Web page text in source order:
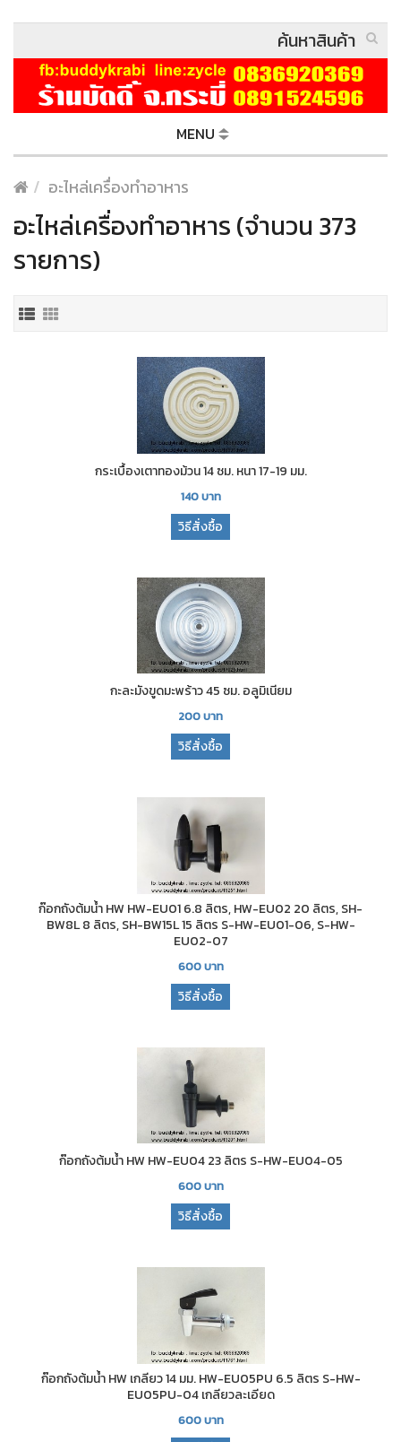
MENU
อะไหล่เครื่องทำอาหาร
อะไหล่เครื่องทำอาหาร (จำนวน 373
รายการ)
กระเบื้องเตาทองม้วน 14 ซม. หนา 17-19 มม.
140บาท
วิธีสั่งซื้อ
กะละมังขูดมะพร้าว 45 ซม. อลูมิเนียม
200บาท
วิธีสั่งซื้อ
ก๊อกถังต้มน้ำ HW HW-EU01 6.8 ลิตร, HW-EU02 20 ลิตร, SH-
BW8L 8 ลิตร, SH-BW15L 15 ลิตร S-HW-EU01-06, S-HW-
EU02-07
600บาท
วิธีสั่งซื้อ
ก๊อกถังต้มน้ำ HW HW-EU04 23 ลิตร S-HW-EU04-05
600บาท
วิธีสั่งซื้อ
ก๊อกถังต้มน้ำ HW เกลียว 14 มม. HW-EU05PU 6.5 ลิตร S-HW-
EU05PU-04 เกลียวละเอียด
600บาท